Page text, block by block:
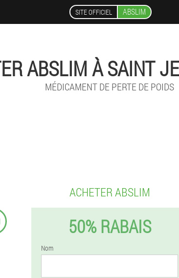
SITE OFFICIEL ABSLIM
ABSLIM À SAINT
MÉDICAMENT DE PERTE DE POIDS
ACHETER ABSLIM
50% RABAIS
Nom